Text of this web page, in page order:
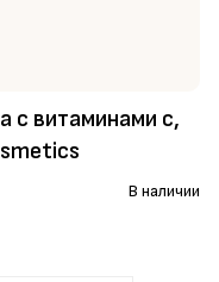
с витаминами с,
В наличии